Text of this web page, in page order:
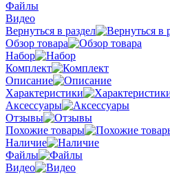
Файлы
Видео
Вернуться в раздел
Обзор товара
Набор
Комплект
Описание
Характеристики
Аксессуары
Отзывы
Похожие товары
Наличие
Файлы
Видео